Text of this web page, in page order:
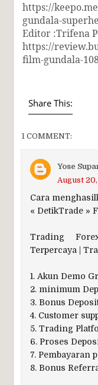
https://
gundala-
Editor :Trifena
https://
film-gundala-
Share This:
1 COMMENT:
Yose
August 20,
Cara
« DetikTrade »
Trading
Terpercaya |
1. Akun Demo
2. minimum
3. Bonus
4. Customer
5. Trading
6. Proses
7. Pembayaran
8. Bonus